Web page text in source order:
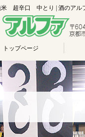
超辛口 中とり | 酒のアル
トップページ